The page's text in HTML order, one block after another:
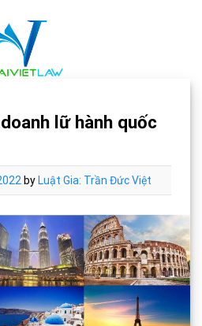
lữ hành quốc
by Luật Gia: Trần Đức Việt